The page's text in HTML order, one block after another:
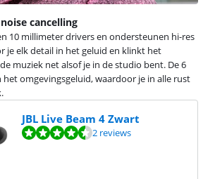
cancelling
10 millimeter drivers en ondersteunen hi-res
je elk detail in het geluid en klinkt het
muziek net alsof je in de studio bent. De 6
omgevingsgeluid, waardoor je in alle rust
JBL Live Beam 4 Zwart
gebaseerd op 2 reviews.
2 reviews